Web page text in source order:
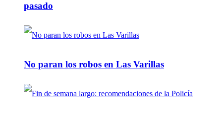
pasado
No paran los robos en Las Varillas